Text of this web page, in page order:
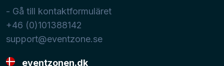
- Gå till kontaktformuläret
+46 (0)101388142
support@eventzone.se
eventzonen.dk